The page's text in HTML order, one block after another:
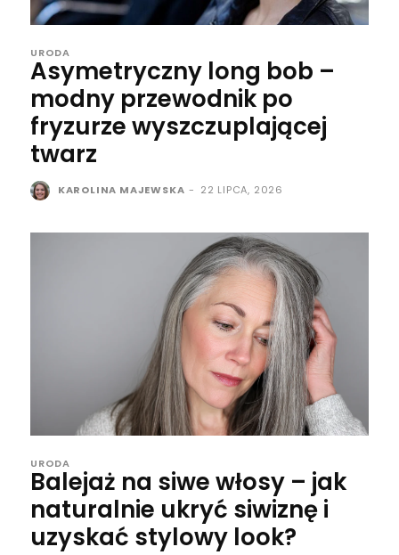
URODA
Asymetryczny long bob –
modny przewodnik po
fryzurze wyszczuplającej
twarz
KAROLINA MAJEWSKA - 22 LIPCA, 2026
URODA
Balejaż na siwe włosy – jak
naturalnie ukryć siwiznę i
uzyskać stylowy look?